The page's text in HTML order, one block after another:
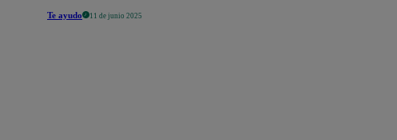
Te ayudo 11 de junio 2025